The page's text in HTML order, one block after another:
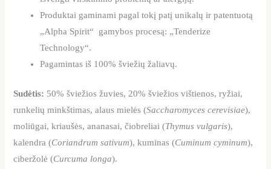
Produktai gaminami pagal tokį patį unikalų ir patentuotą
„Alpha Spirit“ gamybos procesą: „Tenderize
Technology“.
Pagamintas iš 100% šviežių žaliavų.
Sudėtis: 50% šviežios žuvies, 20% šviežios vištienos, ryžiai,
runkelių minkštimas, alaus mielės (Saccharomyces cerevisiae),
moliūgai, kriaušės, ananasai, čiobreliai (Thymus vulgaris),
kalendra (Coriandrum sativum), kuminas (Cuminum cyminum),
ciberžolė (Curcuma longa).